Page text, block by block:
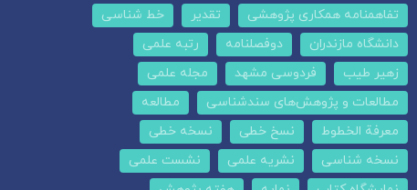
تفاهمنامه همکاری پژوهشی
تقدیر
خط شناسی
دانشگاه مازندران
دوفصلنامه
رتبه علمی
زهیر طیب
فردوسی مشهد
مجله علمی
مطالعات و پژوهش‌های سندشناسی
مطالعه
معرفة الخطوط
نسخ خطی
نسخه خطی
نسخه شناسی
نشریه علمی
نشست علمی